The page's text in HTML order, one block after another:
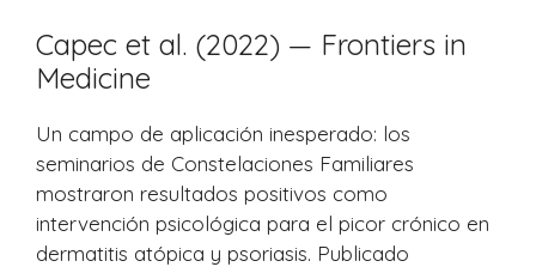
Capec et al. (2022) — Frontiers in
Medicine
Un campo de aplicación inesperado: los
seminarios de Constelaciones Familiares
mostraron resultados positivos como
intervención psicológica para el picor crónico en
dermatitis atópica y psoriasis. Publicado